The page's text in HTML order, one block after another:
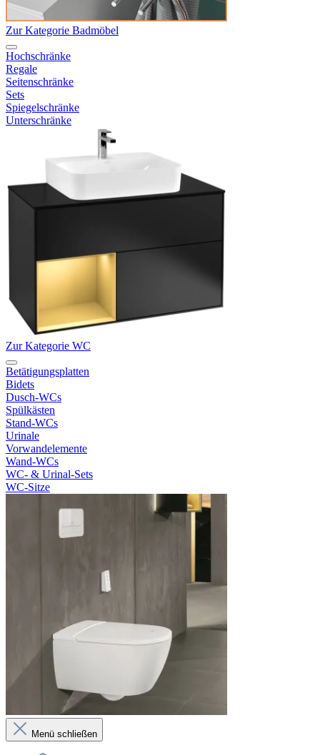
Zur Kategorie Badmöbel
Hochschränke
Regale
Seitenschränke
Sets
Spiegelschränke
Unterschränke
Zur Kategorie WC
Betätigungsplatten
Bidets
Dusch-WCs
Spülkästen
Stand-WCs
Urinale
Vorwandelemente
Wand-WCs
WC- & Urinal-Sets
WC-Sitze
Menü schließen